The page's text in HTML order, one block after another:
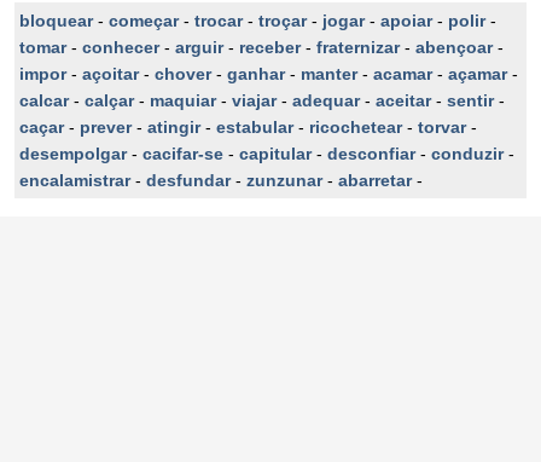
bloquear- começar- trocar- troçar- jogar- apoiar- polir-
tomar- conhecer- arguir- receber- fraternizar- abençoar-
impor- açoitar- chover- ganhar- manter- acamar- açamar-
calcar- calçar- maquiar- viajar- adequar- aceitar- sentir-
caçar- prever- atingir- estabular- ricochetear- torvar-
desempolgar- cacifar-se - capitular- desconfiar- conduzir-
encalamistrar- desfundar- zunzunar- abarretar-